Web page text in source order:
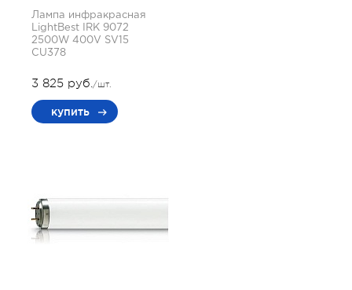
Лампа инфракрасная
LightBest IRK 9072
2500W 400V SV15
СU378
3 825 руб./шт.
купить